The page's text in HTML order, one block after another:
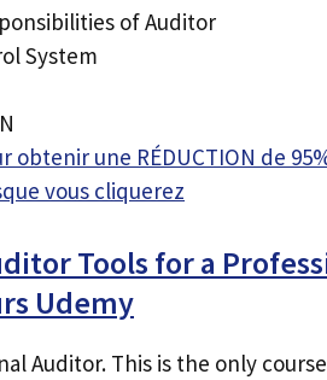
of Auditor
System
obtenir une RÉDUCTION de
vous cliquerez
Tools for a
Udemy
Auditor. This is the only